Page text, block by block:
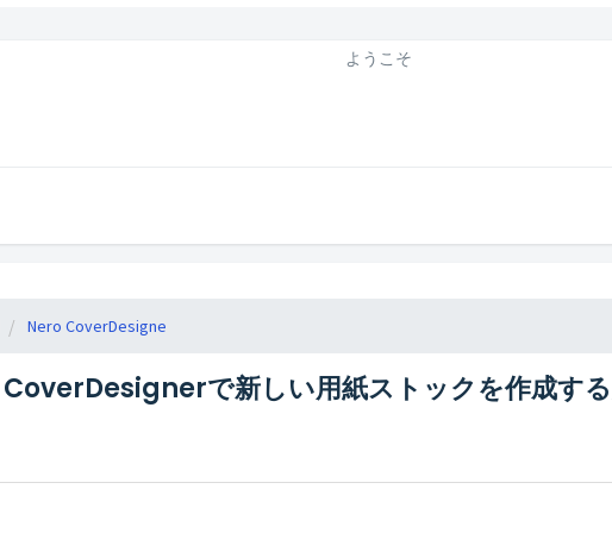
ようこそ
Nero CoverDesigne
CoverDesignerで新しい用紙ストックを作成す